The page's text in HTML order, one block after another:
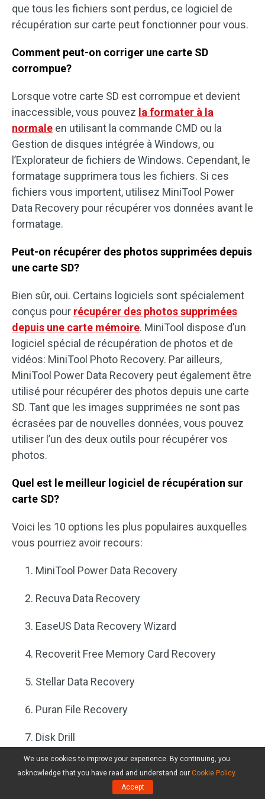
que tous les fichiers sont perdus, ce logiciel de
récupération sur carte peut fonctionner pour vous.
Comment peut-on corriger une carte SD
corrompue?
Lorsque votre carte SD est corrompue et devient
inaccessible, vous pouvez la formater à la
normale en utilisant la commande CMD ou la
Gestion de disques intégrée à Windows, ou
l’Explorateur de fichiers de Windows. Cependant, le
formatage supprimera tous les fichiers. Si ces
fichiers vous importent, utilisez MiniTool Power
Data Recovery pour récupérer vos données avant le
formatage.
Peut-on récupérer des photos supprimées depuis
une carte SD?
Bien sûr, oui. Certains logiciels sont spécialement
conçus pour récupérer des photos supprimées
depuis une carte mémoire. MiniTool dispose d’un
logiciel spécial de récupération de photos et de
vidéos: MiniTool Photo Recovery. Par ailleurs,
MiniTool Power Data Recovery peut également être
utilisé pour récupérer des photos depuis une carte
SD. Tant que les images supprimées ne sont pas
écrasées par de nouvelles données, vous pouvez
utiliser l’un des deux outils pour récupérer vos
photos.
Quel est le meilleur logiciel de récupération sur
carte SD?
Voici les 10 options les plus populaires auxquelles
vous pourriez avoir recours:
MiniTool Power Data Recovery
Recuva Data Recovery
EaseUS Data Recovery Wizard
Recoverit Free Memory Card Recovery
Stellar Data Recovery
Puran File Recovery
Disk Drill
Glary Undelete
We use cookies to improve your experience. By continuing, you
acknowledge that you have read and understand our Cookie Policy.
Accept